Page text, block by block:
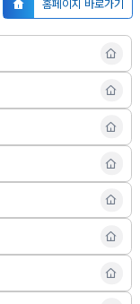
홈페이지 바로가기
명과
공
홈페
이지
바로
산림
자원
학전
공
홈페
이지
바로
조경
학전
공
홈페
가기
동물
자원
과학
전공
홈페
이지
바로
원예
학전
공
홈페
가기
식품
공학
전공
홈페
가기
농업
경제
학전
공
홈페
이지
의생
명과
학전